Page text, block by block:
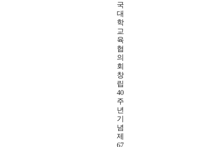
국
대
학
교
육
협
의
회
창
립
40
주
년
기
념
제
67